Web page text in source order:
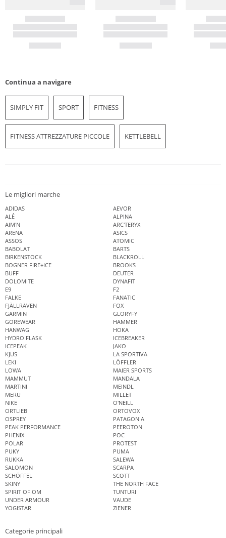
Continua a navigare
SIMPLY FIT SPORT FITNESS
FITNESS ATTREZZATURE PICCOLE KETTLEBELL
Le migliori marche
ADIDAS
AEVOR
ALÉ
ALPINA
AIM'N
ARC'TERYX
ARENA
ASICS
ASSOS
ATOMIC
BABOLAT
BARTS
BIRKENSTOCK
BLACKROLL
BOGNER FIRE+ICE
BROOKS
BUFF
DEUTER
DOLOMITE
DYNAFIT
E9
F2
FALKE
FANATIC
FJÄLLRÄVEN
FOX
GARMIN
GLORYFY
GOREWEAR
HAMMER
HANWAG
HOKA
HYDRO FLASK
ICEBREAKER
ICEPEAK
JAKO
KJUS
LA SPORTIVA
LEKI
LÖFFLER
LOWA
MAIER SPORTS
MAMMUT
MANDALA
MARTINI
MEINDL
MERU
MILLET
NIKE
O'NEILL
ORTLIEB
ORTOVOX
OSPREY
PATAGONIA
PEAK PERFORMANCE
PEEROTON
PHENIX
POC
POLAR
PROTEST
PUKY
PUMA
RUKKA
SALEWA
SALOMON
SCARPA
SCHÖFFEL
SCOTT
SKINY
THE NORTH FACE
SPIRIT OF OM
TUNTURI
UNDER ARMOUR
VAUDE
YOGISTAR
ZIENER
Categorie principali